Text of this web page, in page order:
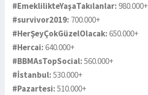
#EmeklilikteYaşaTakılanlar:980.000+
#survivor2019: 700.000+
#HerŞeyÇokGüzelOlacak:650.000+
#Hercai:640.000+
#BBMAsTopSocial:560.000+
#İstanbul:530.000+
#Pazartesi:510.000+